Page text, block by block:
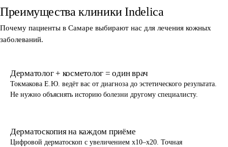
Преимущества клиники Indelica
Почему пациенты в Самаре выбирают нас для лечения кожных
заболеваний.
Дерматолог + косметолог = один врач
Токмакова Е.Ю. ведёт вас от диагноза до эстетического результата.
Не нужно объяснять историю болезни другому специалисту.
Дерматоскопия на каждом приёме
Цифровой дерматоскоп с увеличением x10–x20. Точная